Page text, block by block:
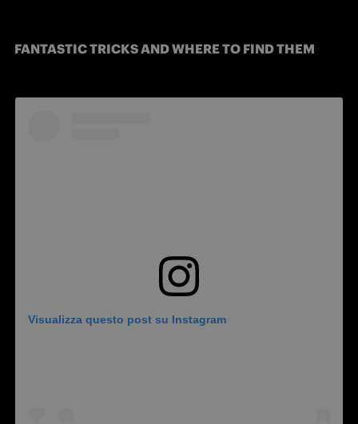
FANTASTIC TRICKS AND WHERE TO FIND THEM
Visualizza questo post su Instagram